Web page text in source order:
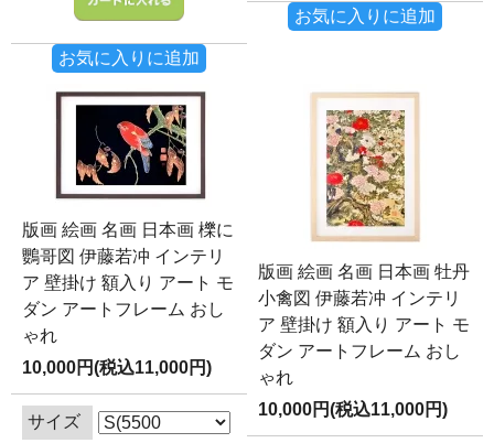
お気に入りに追加
お気に入りに追加
版画 絵画 名画 日本画 櫟に
鸚哥図 伊藤若冲 インテリ
ア 壁掛け 額入り アート モ
ダン アートフレーム おし
ゃれ
10,000円(税込11,000円)
サイズ
版画 絵画 名画 日本画 牡丹
小禽図 伊藤若冲 インテリ
ア 壁掛け 額入り アート モ
ダン アートフレーム おし
ゃれ
10,000円(税込11,000円)